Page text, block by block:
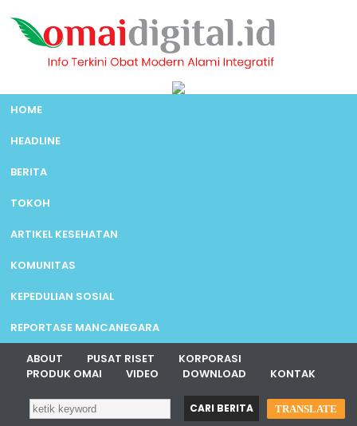
HOME
HEADLINE
BERITA
TOKOH
ARTIKEL KESEHATAN
KOMUNITAS
KEPEDULIAN SOSIAL
REPORTASE MANCANEGARA
ABOUT PUSAT RISET
KORPORASI
PRODUK OMAI
VIDEO DOWNLOAD KONTAK
TRANSLATE